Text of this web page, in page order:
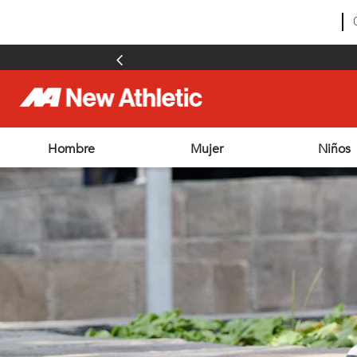
Hombre Mujer Niños
zapatillas hombre
zapatillas mujer
3.
zapatillas futbol
6.
outdoor
7.
adt